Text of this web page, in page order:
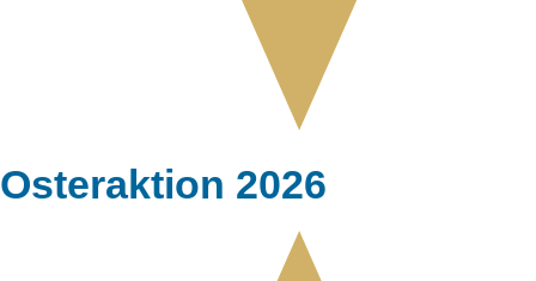
Osteraktion 2026